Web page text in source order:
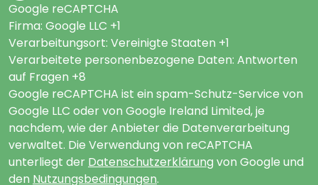
Google reCAPTCHA
Firma: Google LLC +1
Verarbeitungsort: Vereinigte Staaten +1
Verarbeitete personenbezogene Daten: Antworten
auf Fragen +8
Google reCAPTCHA ist ein spam-Schutz-Service von
Google LLC oder von Google Ireland Limited, je
nachdem, wie der Anbieter die Datenverarbeitung
verwaltet. Die Verwendung von reCAPTCHA
unterliegt der Datenschutzerklärung von Google und
den Nutzungsbedingungen.